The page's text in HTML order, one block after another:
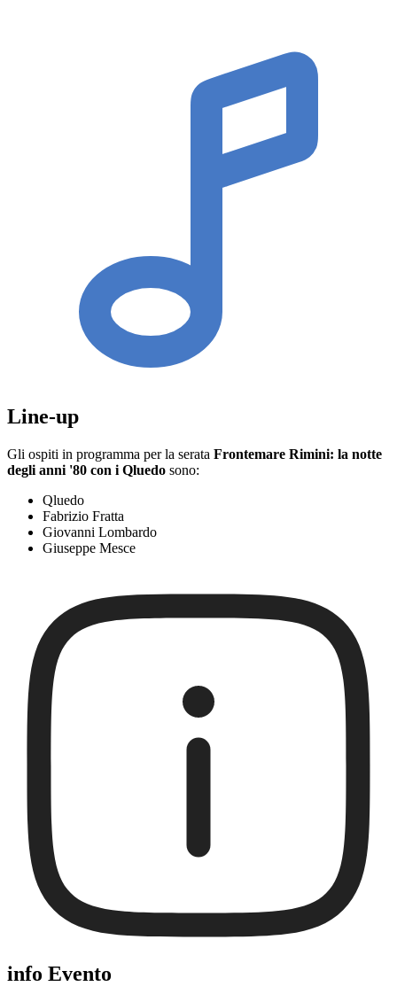
Line-up
Gli ospiti in programma per la serata Frontemare Rimini: la notte
degli anni '80 con i Qluedo sono:
Qluedo
Fabrizio Fratta
Giovanni Lombardo
Giuseppe Mesce
info Evento